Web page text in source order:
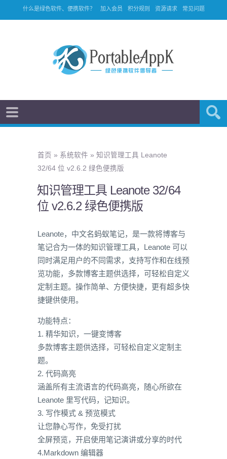
什么是绿色软件、便携软件？ 加入会员 积分规则 资源请求 常见问题
首页 » 系统软件 » 知识管理工具 Leanote
32/64 位 v2.6.2 绿色便携版
知识管理工具 Leanote 32/64
位 v2.6.2 绿色便携版
Leanote，中文名蚂蚁笔记，是一款将博客与
笔记合为一体的知识管理工具，Leanote 可以
同时满足用户的不同需求，支持写作和在线预
览功能，多款博客主题供选择，可轻松自定义
定制主题。操作简单、方便快捷，更有超多快
捷键供使用。
功能特点：
1. 精华知识，一键变博客
多款博客主题供选择，可轻松自定义定制主
题。
2. 代码高亮
涵盖所有主流语言的代码高亮，随心所欲在
Leanote 里写代码，记知识。
3. 写作模式 & 预览模式
让您静心写作，免受打扰
全屏预览，开启使用笔记演讲或分享的时代
4.Markdown 编辑器